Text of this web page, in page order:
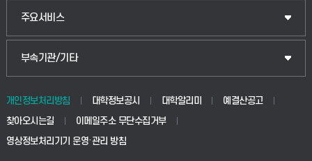
웰니스산업융합학부
생명공학부
산업대학원
공공정책대학원
교육대학원
주요서비스
입학안내
웹메일
학사시스템(전문학사 및 전공심화)
부속기관/기타
중앙도서관
학생생활관(안성)
개인정보처리방침 대학정보공시 대학알리미
예결산공고
찾아오시는길
이메일주소 무단수집거부
영상정보처리기기 운영·관리 방침